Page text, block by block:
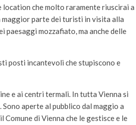
che molto raramente riuscirai a
parte dei turisti in visita alla
mozzafiato, ma anche delle
posti incantevoli che stupiscono e
e ai centri termali. In tutta Vienna si
aperte al pubblico dal maggio a
di Vienna che le gestisce e le